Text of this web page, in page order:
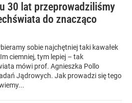
30 lat przeprowadziliśmy
do znacząco
sobie najchętniej taki kawałek
ciemniej, tym lepiej – tak
mówi prof. Agnieszka Pollo
Jądrowych. Jak prowadzi się tego